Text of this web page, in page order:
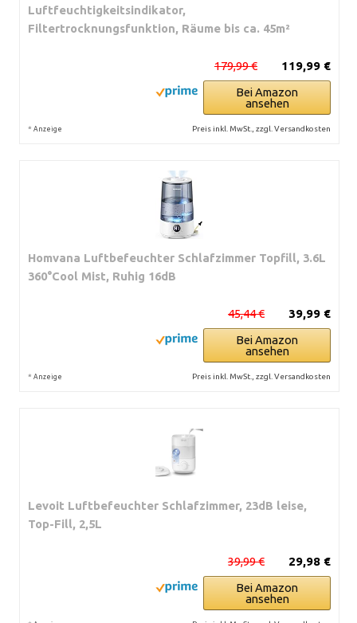
Luftfeuchtigkeitsindikator,
Filtertrocknungsfunktion, Räume bis ca. 45m²
119,99 €
179,99 €
Bei Amazon
ansehen
* Anzeige Preis inkl. MwSt., zzgl. Versandkosten
Homvana Luftbefeuchter Schlafzimmer Topfill, 3.6L
360°Cool Mist, Ruhig 16dB
39,99 €
45,44 €
Bei Amazon
ansehen
* Anzeige Preis inkl. MwSt., zzgl. Versandkosten
Levoit Luftbefeuchter Schlafzimmer, 23dB leise,
Top-Fill, 2,5L
29,98 €
39,99 €
Bei Amazon
ansehen